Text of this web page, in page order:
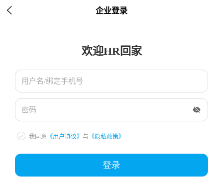
 企业登录
欢迎HR回家
用户名/绑定手机号
密码 
 我同意 《用户协议》 与 《隐私政策》
登录